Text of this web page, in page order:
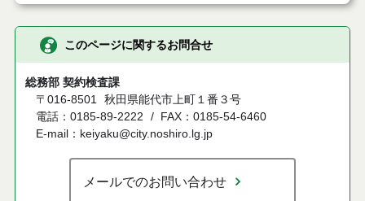
このページに関するお問合せ
総務部 契約検査課
〒016-8501 秋田県能代市上町１番３号
電話：0185-89-2222
FAX：0185-54-6460
E-mail：keiyaku@city.noshiro.lg.jp
メールでのお問い合わせ